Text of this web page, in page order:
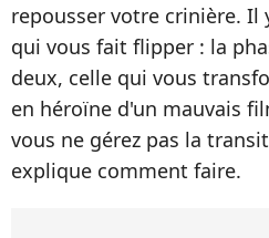
repousser votre crinière. Il
qui vous fait flipper : la
deux, celle qui vous
en héroïne d'un mauvais
vous ne gérez pas la
explique comment faire.